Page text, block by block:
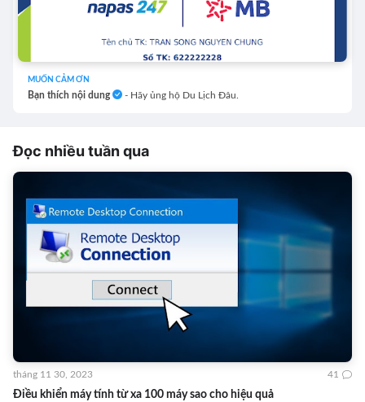
MUỐN CẢM ƠN
Bạn thích nội dung - Hãy ủng hộ Du Lịch Đâu.
Đọc nhiều tuần qua
Điều khiển máy tính từ xa 100 máy sao cho hiệu quả
tháng 11 30, 2023 41